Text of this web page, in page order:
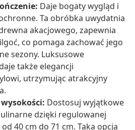
Daje bogaty wygląd i
Ta obróbka uwydatnia
akacjowego, zapewnia
co pomaga zachować jego
sezony. Luksusowe
także elegancji
utrzymując atrakcyjny
Dostosuj wyjątkowe
dzięki regulowanej
40 cm do 71 cm. Taka opcja